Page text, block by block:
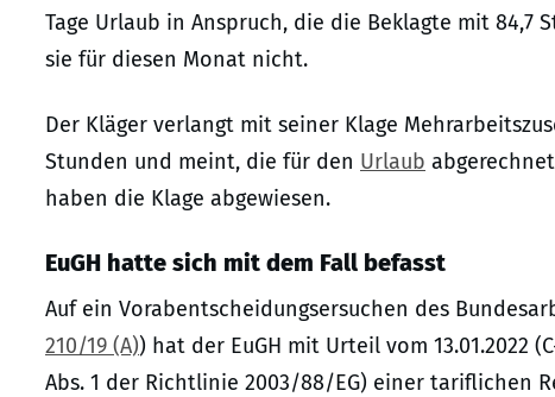
Tage Urlaub in Anspruch, die die Beklagte mit
sie für diesen Monat nicht.
Der Kläger verlangt mit seiner Klage
Stunden und meint, die für den Urlaub
haben die Klage abgewiesen.
EuGH hatte sich mit dem Fall befasst
Auf ein Vorabentscheidungsersuchen des
210/19 (A)) hat der EuGH mit Urteil vom 13.01.2022
Abs. 1 der Richtlinie 2003/88/EG) einer tariflichen